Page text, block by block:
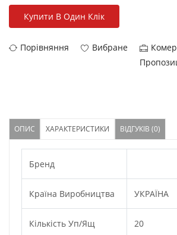
Купити В Один Клік
Порівняння Вибране
ОПИС ХАРАКТЕРИСТИКИ ВІДГУКІВ (0)
Бренд
Країна Виробництва УКРАЇНА
Кількість Уп/ящ 20